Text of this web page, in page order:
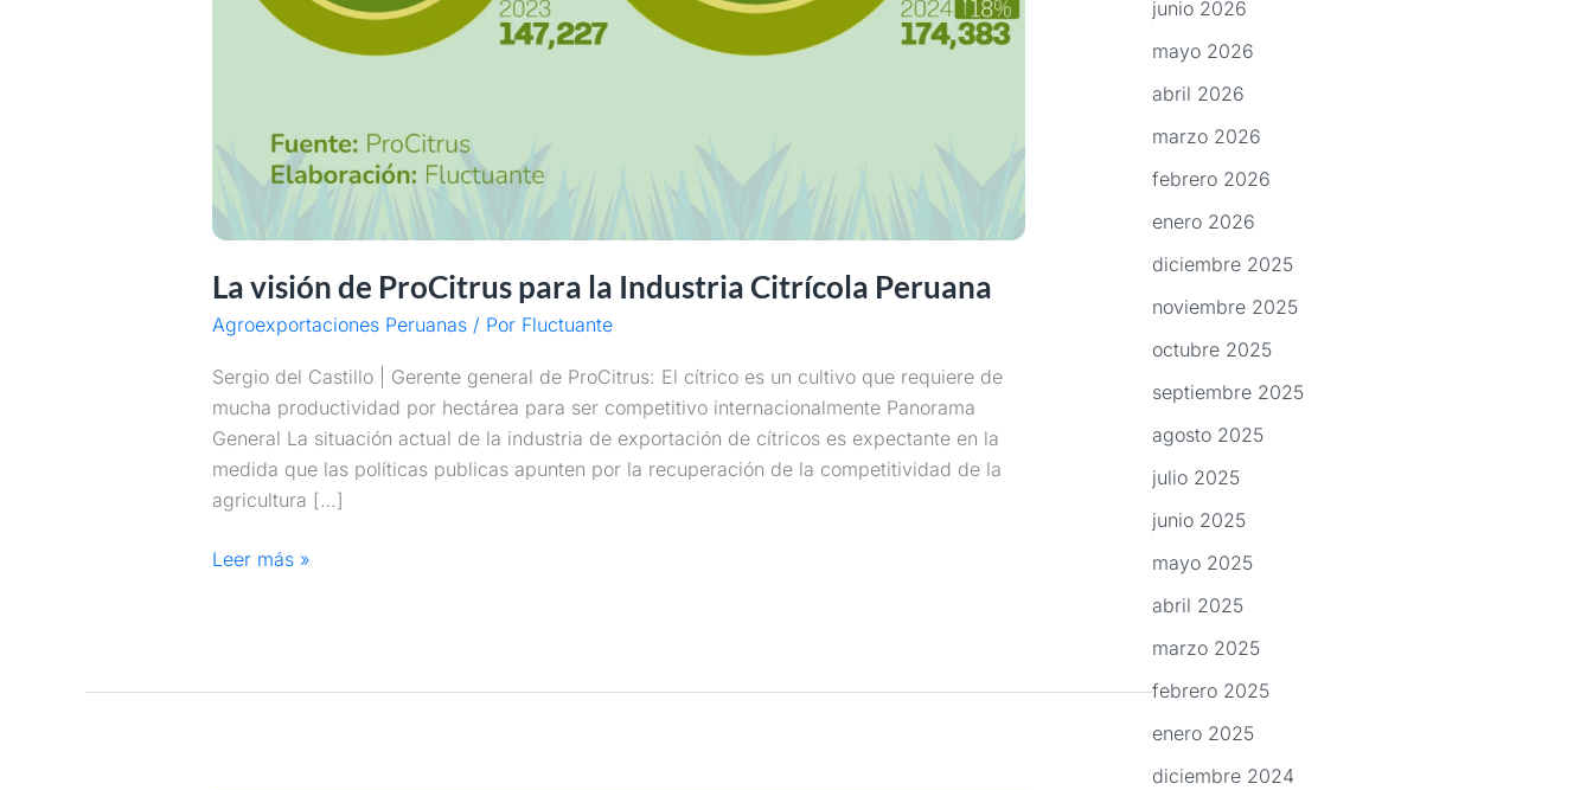
La visión de ProCitrus para la Industria Citrícola Peruana
Agroexportaciones Peruanas/ Por Fluctuante
Sergio del Castillo | Gerente general de ProCitrus: El cítrico es un cultivo que requiere de
mucha productividad por hectárea para ser competitivo internacionalmente Panorama
General La situación actual de la industria de exportación de cítricos es expectante en la
medida que las políticas publicas apunten por la recuperación de la competitividad de la
agricultura […]
Leer más »
junio 2026
mayo 2026
abril 2026
marzo 2026
febrero 2026
enero 2026
diciembre 2025
noviembre 2025
octubre 2025
septiembre 2025
agosto 2025
julio 2025
junio 2025
mayo 2025
abril 2025
marzo 2025
febrero 2025
enero 2025
diciembre 2024